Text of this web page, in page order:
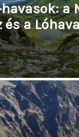
a
és a